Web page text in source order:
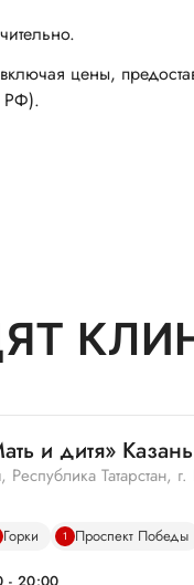
цены,
РФ).
и дитя» Казань
Татарстан,
Горки 1 Проспект Победы